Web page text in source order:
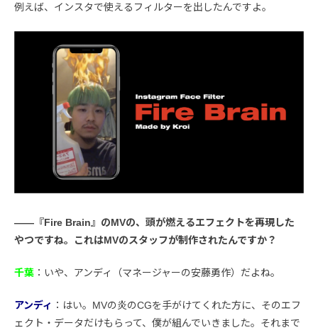
例えば、インスタで使えるフィルターを出したんですよ。
――『Fire Brain』のMVの、頭が燃えるエフェクトを再現した
やつですね。これはMVのスタッフが制作されたんですか？
千葉 ：いや、アンディ（マネージャーの安藤勇作）だよね。
アンディ ：はい。MVの炎のCGを手がけてくれた方に、そのエフ
ェクト・データだけもらって、僕が組んでいきました。それまで